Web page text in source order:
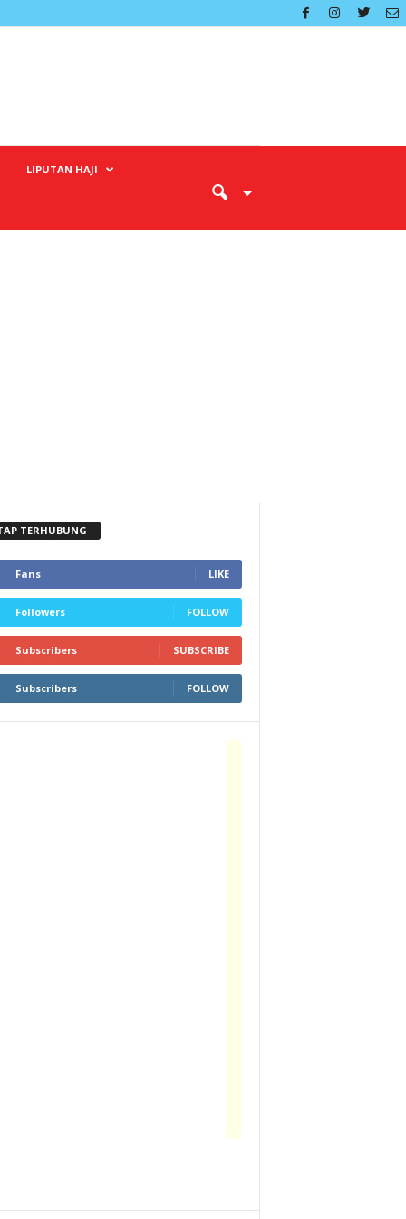
LIPUTAN HAJI
TERHUBUNG
Fans LIKE
Followers FOLLOW
Subscribers SUBSCRIBE
Subscribers FOLLOW